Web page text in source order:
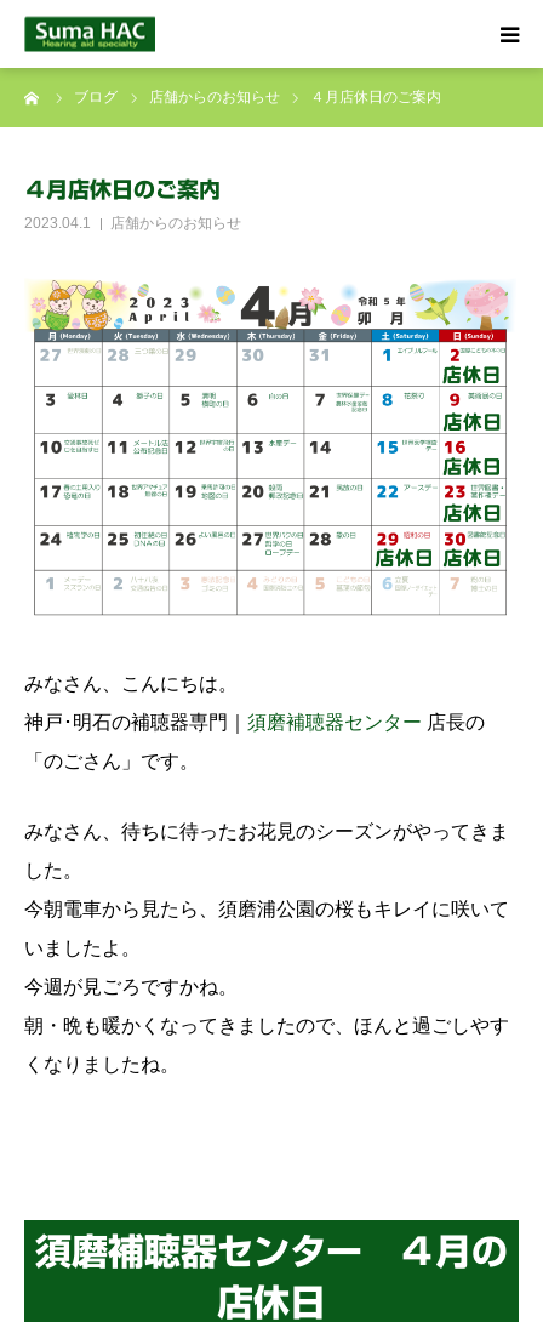
ブログ 店舗からのお知らせ ４月店休日のご案内
４月店休日のご案内
2023.04.1 店舗からのお知らせ
みなさん、こんにちは。
神戸･明石の補聴器専門｜ 須磨補聴器センター 店長の
「のごさん」です。
みなさん、待ちに待ったお花見のシーズンがやってきま
した。
今朝電車から見たら、須磨浦公園の桜もキレイに咲いて
いましたよ。
今週が見ごろですかね。
朝・晩も暖かくなってきましたので、ほんと過ごしやす
くなりましたね。
須磨補聴器センター ４月の
店休日
HOME
店舗のご案内
☎ 0120-09-4133